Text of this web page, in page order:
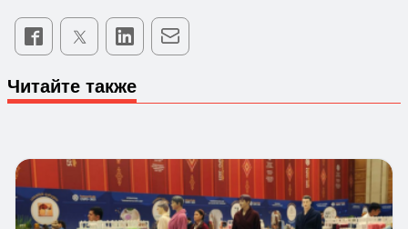
Читайте также